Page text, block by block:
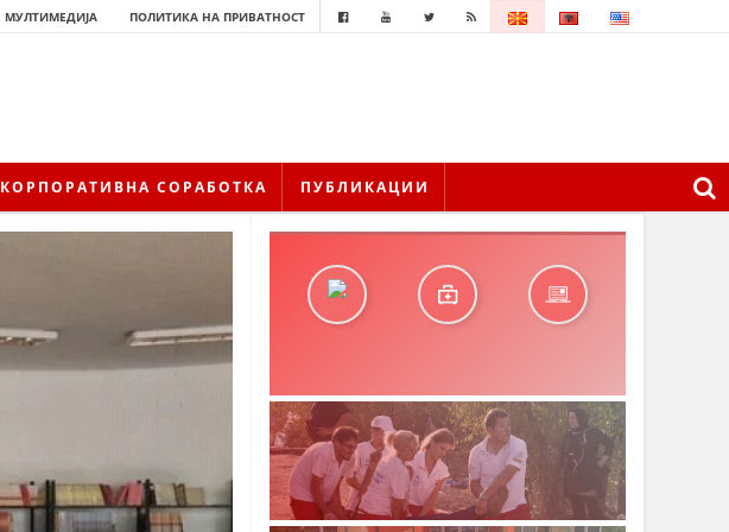
МУЛТИМЕДИЈА ПОЛИТИКА НА ПРИВАТНОСТ
КОРПОРАТИВНА СОРАБОТКА ПУБЛИКАЦИИ